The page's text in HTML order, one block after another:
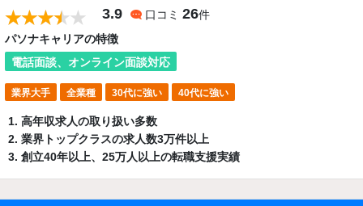
3.9 口コミ 26件
パソナキャリアの特徴
電話面談、オンライン面談対応
業界大手 全業種 30代に強い 40代に強い
高年収求人の取り扱い多数
業界トップクラスの求人数3万件以上
創立40年以上、25万人以上の転職支援実績